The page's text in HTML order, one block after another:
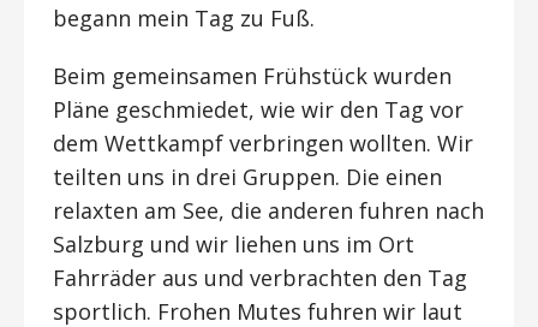
begann mein Tag zu Fuß.
Beim gemeinsamen Frühstück wurden
Pläne geschmiedet, wie wir den Tag vor
dem Wettkampf verbringen wollten. Wir
teilten uns in drei Gruppen. Die einen
relaxten am See, die anderen fuhren nach
Salzburg und wir liehen uns im Ort
Fahrräder aus und verbrachten den Tag
sportlich. Frohen Mutes fuhren wir laut